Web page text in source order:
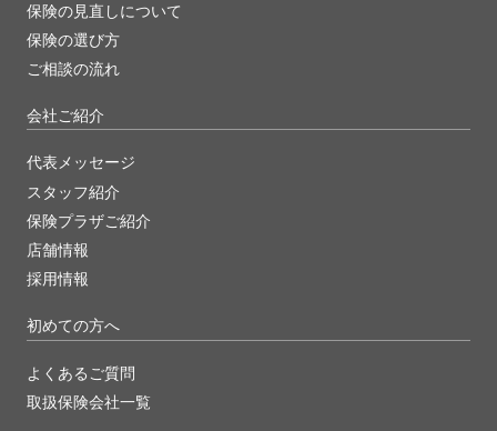
保険の見直しについて
保険の選び方
ご相談の流れ
会社ご紹介
代表メッセージ
スタッフ紹介
保険プラザご紹介
店舗情報
採用情報
初めての方へ
よくあるご質問
取扱保険会社一覧